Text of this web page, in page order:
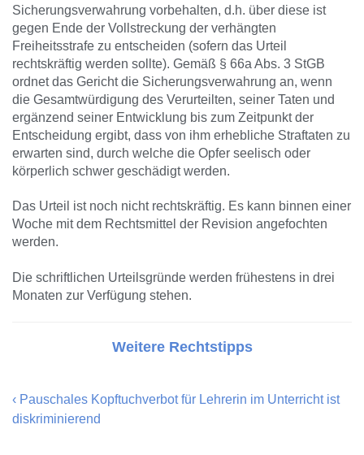
Sicherungsverwahrung vorbehalten, d.h. über diese ist
gegen Ende der Vollstreckung der verhängten
Freiheitsstrafe zu entscheiden (sofern das Urteil
rechtskräftig werden sollte). Gemäß § 66a Abs. 3 StGB
ordnet das Gericht die Sicherungsverwahrung an, wenn
die Gesamtwürdigung des Verurteilten, seiner Taten und
ergänzend seiner Entwicklung bis zum Zeitpunkt der
Entscheidung ergibt, dass von ihm erhebliche Straftaten zu
erwarten sind, durch welche die Opfer seelisch oder
körperlich schwer geschädigt werden.
Das Urteil ist noch nicht rechtskräftig. Es kann binnen einer
Woche mit dem Rechtsmittel der Revision angefochten
werden.
Die schriftlichen Urteilsgründe werden frühestens in drei
Monaten zur Verfügung stehen.
Weitere Rechtstipps
‹ Pauschales Kopftuchverbot für Lehrerin im Unterricht ist
diskriminierend